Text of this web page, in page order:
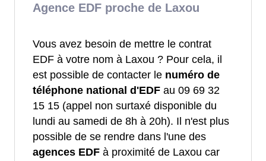
Agence EDF proche de Laxou
Vous avez besoin de mettre le contrat
EDF à votre nom à Laxou ? Pour cela, il
est possible de contacter le numéro de
téléphone national d'EDF au 09 69 32
15 15 (appel non surtaxé disponible du
lundi au samedi de 8h à 20h). Il n'est plus
possible de se rendre dans l'une des
agences EDF à proximité de Laxou car